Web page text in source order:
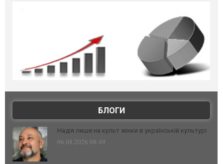
БЛОГИ
Надія лише на культ жінки в українській культурі
06.08.2026 08:49